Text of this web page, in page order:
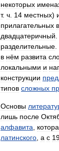
некоторых
т. ч 14 местных)
прилагательных
двадцатеричный
разделительные
в нём развита
локальными и
конструкции
типов сложных
Основы
лишь после
алфавита
латинского а с